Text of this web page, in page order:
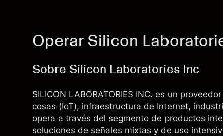
Operar Silicon
Sobre Silicon Laboratories Inc
SILICON LABORATORIES INC. es un
cosas (IoT), infraestructura de Internet,
opera a través del segmento de productos
soluciones de señales mixtas y de uso